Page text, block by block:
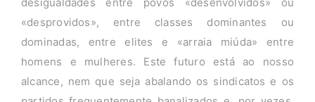
desigualdades entre povos «desenvolvidos» ou
«desprovidos», entre classes dominantes ou
dominadas, entre elites e «arraia miúda» entre
homens e mulheres. Este futuro está ao nosso
alcance, nem que seja abalando os sindicatos e os